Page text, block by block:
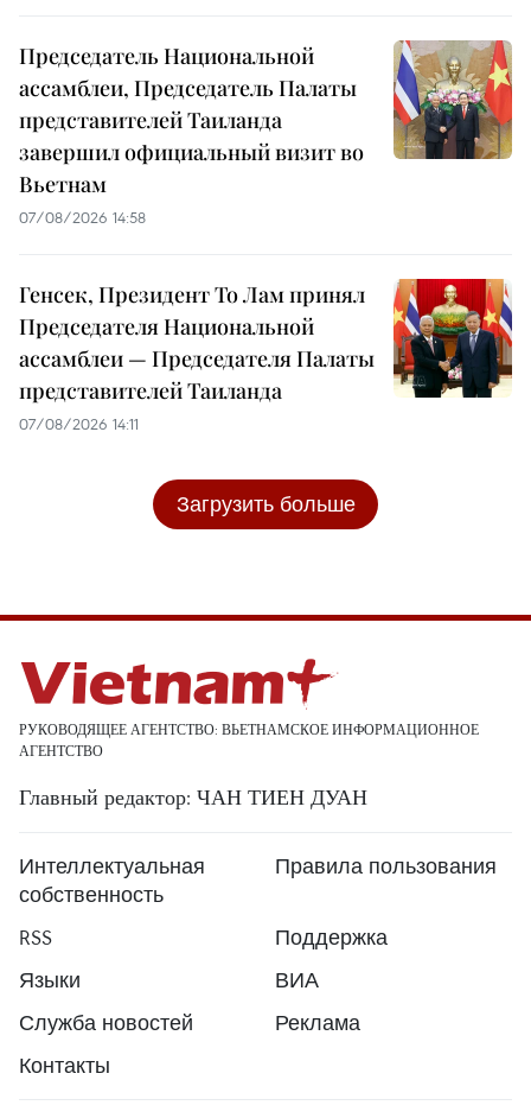
Председатель Национальной
ассамблеи, Председатель Палаты
представителей Таиланда
завершил официальный визит во
Вьетнам
07/08/2026 14:58
Генсек, Президент То Лам принял
Председателя Национальной
ассамблеи — Председателя Палаты
представителей Таиланда
07/08/2026 14:11
Загрузить больше
РУКОВОДЯЩЕЕ АГЕНТСТВО: ВЬЕТНАМСКОЕ ИНФОРМАЦИОННОЕ
АГЕНТСТВО
Главный редактор: ЧАН ТИЕН ДУАН
Интеллектуальная
собственность
Правила пользования
RSS
Поддержка
Языки
ВИА
Служба новостей
Реклама
Контакты